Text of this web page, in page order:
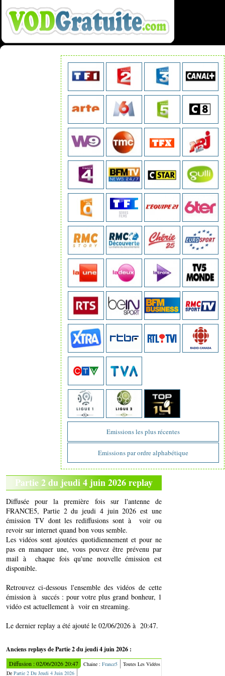
Emissions les plus récentes
Emissions par ordre alphabétique
Partie 2 du jeudi 4 juin 2026 replay
Diffusée pour la première fois sur l'antenne de
FRANCE5, Partie 2 du jeudi 4 juin 2026 est une
émission TV dont les rediffusions sont à voir ou
revoir sur internet quand bon vous semble.
Les vidéos sont ajoutées quotidiennement et pour ne
pas en manquer une, vous pouvez être prévenu par
mail à chaque fois qu'une nouvelle émission est
disponible.
Retrouvez ci-dessous l'ensemble des vidéos de cette
émission à succés : pour votre plus grand bonheur, 1
vidéo est actuellement à voir en streaming.
Le dernier replay a été ajouté le 02/06/2026 à 20:47.
Anciens replays de Partie 2 du jeudi 4 juin 2026 :
Diffusion : 02/06/2026 20:47 Chaine : France5
Toutes Les Vidéos
De Partie 2 Du Jeudi 4 Juin 2026